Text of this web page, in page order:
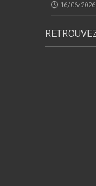
16/06/2026